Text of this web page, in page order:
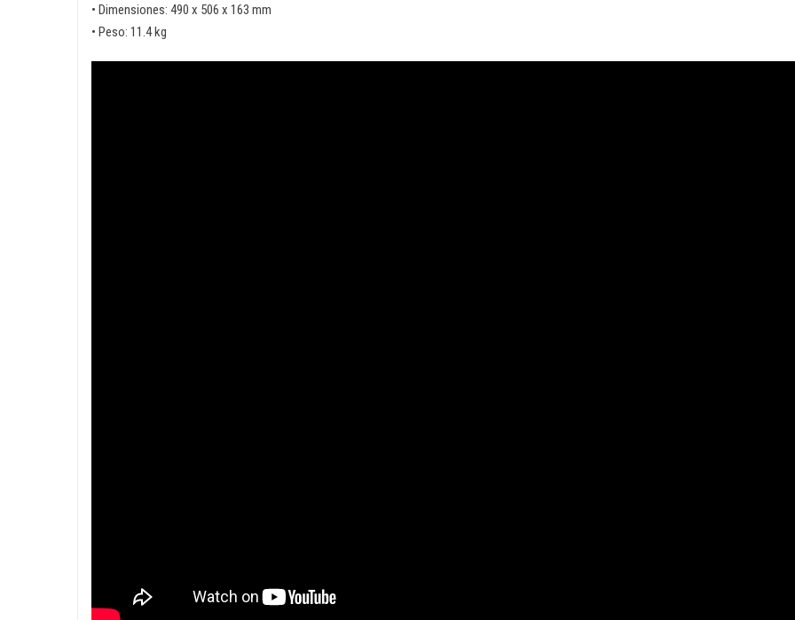
• Dimensiones: 490 x 506 x 163 mm
• Peso: 11.4 kg